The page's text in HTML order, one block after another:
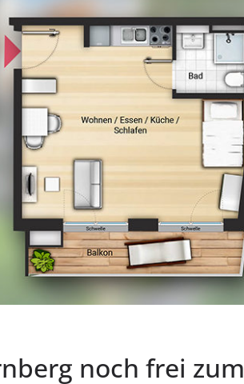
noch frei zum